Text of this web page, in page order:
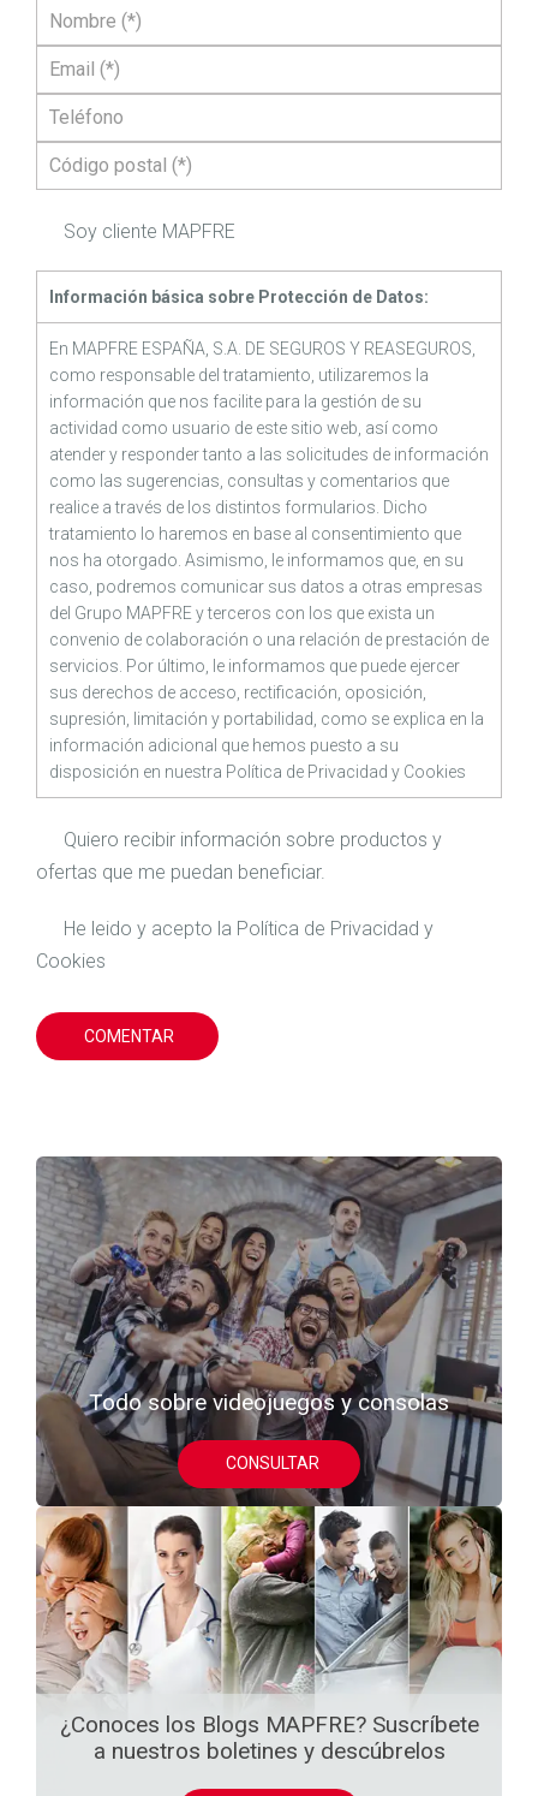
Soy cliente MAPFRE
Información básica sobre Protección de Datos:
En MAPFRE ESPAÑA, S.A. DE SEGUROS Y REASEGUROS,
como responsable del tratamiento, utilizaremos la
información que nos facilite para la gestión de su
actividad como usuario de este sitio web, así como
atender y responder tanto a las solicitudes de información
como las sugerencias, consultas y comentarios que
realice a través de los distintos formularios. Dicho
tratamiento lo haremos en base al consentimiento que
nos ha otorgado. Asimismo, le informamos que, en su
caso, podremos comunicar sus datos a otras empresas
del Grupo MAPFRE y terceros con los que exista un
convenio de colaboración o una relación de prestación de
servicios. Por último, le informamos que puede ejercer
sus derechos de acceso, rectificación, oposición,
supresión, limitación y portabilidad, como se explica en la
información adicional que hemos puesto a su
disposición en nuestra Política de Privacidad y Cookies
Quiero recibir información sobre productos y
ofertas que me puedan beneficiar.
He leido y acepto la Política de Privacidad y
Cookies
COMENTAR
Todo sobre videojuegos y consolas
CONSULTAR
¿Conoces los Blogs MAPFRE? Suscríbete
a nuestros boletines y descúbrelos